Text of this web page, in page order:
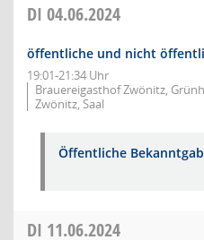
DI 04.06.2024
öffentliche und nicht
19:01-21:34 Uhr
Brauereigasthof Zwönitz,
Zwönitz, Saal
Öffentliche
DI 11.06.2024